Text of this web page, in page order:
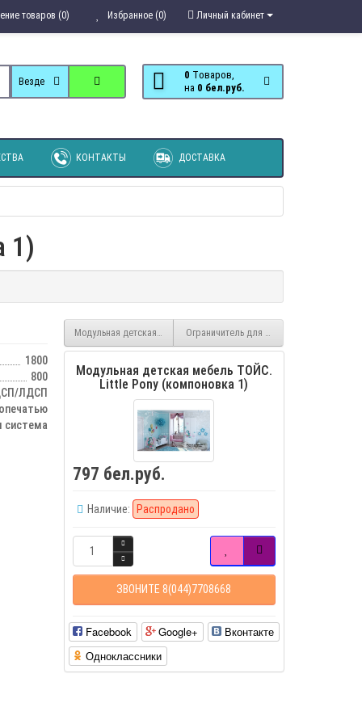
Личный кабинет
Избранное (0)
товаров (0)
0 Tоваров,
на
0 бел.руб.
Везде
КОНТАКТЫ ДОСТАВКА
1)
1800
800
ЛДСП
система
Модульная детская Гламур компоновка К2Ограничитель для кровати мягкий
Модульная детская мебель ТОЙС.
Little Pony (компоновка 1)
797 бел.руб.
Наличие: Распродано
ЗВОНИТЕ 8(044)7708668
Facebook Google+
Вконтакте
Одноклассники